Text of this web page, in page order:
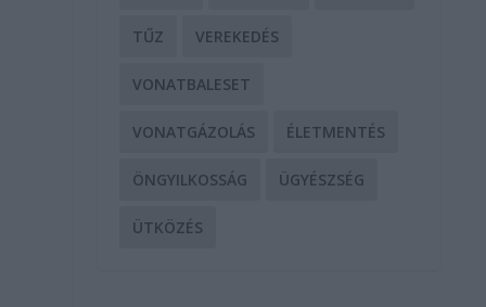
TŰZ VEREKEDÉS
VONATBALESET
VONATGÁZOLÁS ÉLETMENTÉS
ÖNGYILKOSSÁG ÜGYÉSZSÉG
ÜTKÖZÉS